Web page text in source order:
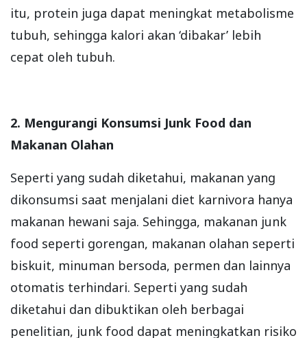
itu, protein juga dapat meningkat metabolisme
tubuh, sehingga kalori akan ‘dibakar’ lebih
cepat oleh tubuh.
2. Mengurangi Konsumsi Junk Food dan
Makanan Olahan
Seperti yang sudah diketahui, makanan yang
dikonsumsi saat menjalani diet karnivora hanya
makanan hewani saja. Sehingga, makanan junk
food seperti gorengan, makanan olahan seperti
biskuit, minuman bersoda, permen dan lainnya
otomatis terhindari. Seperti yang sudah
diketahui dan dibuktikan oleh berbagai
penelitian, junk food dapat meningkatkan risiko